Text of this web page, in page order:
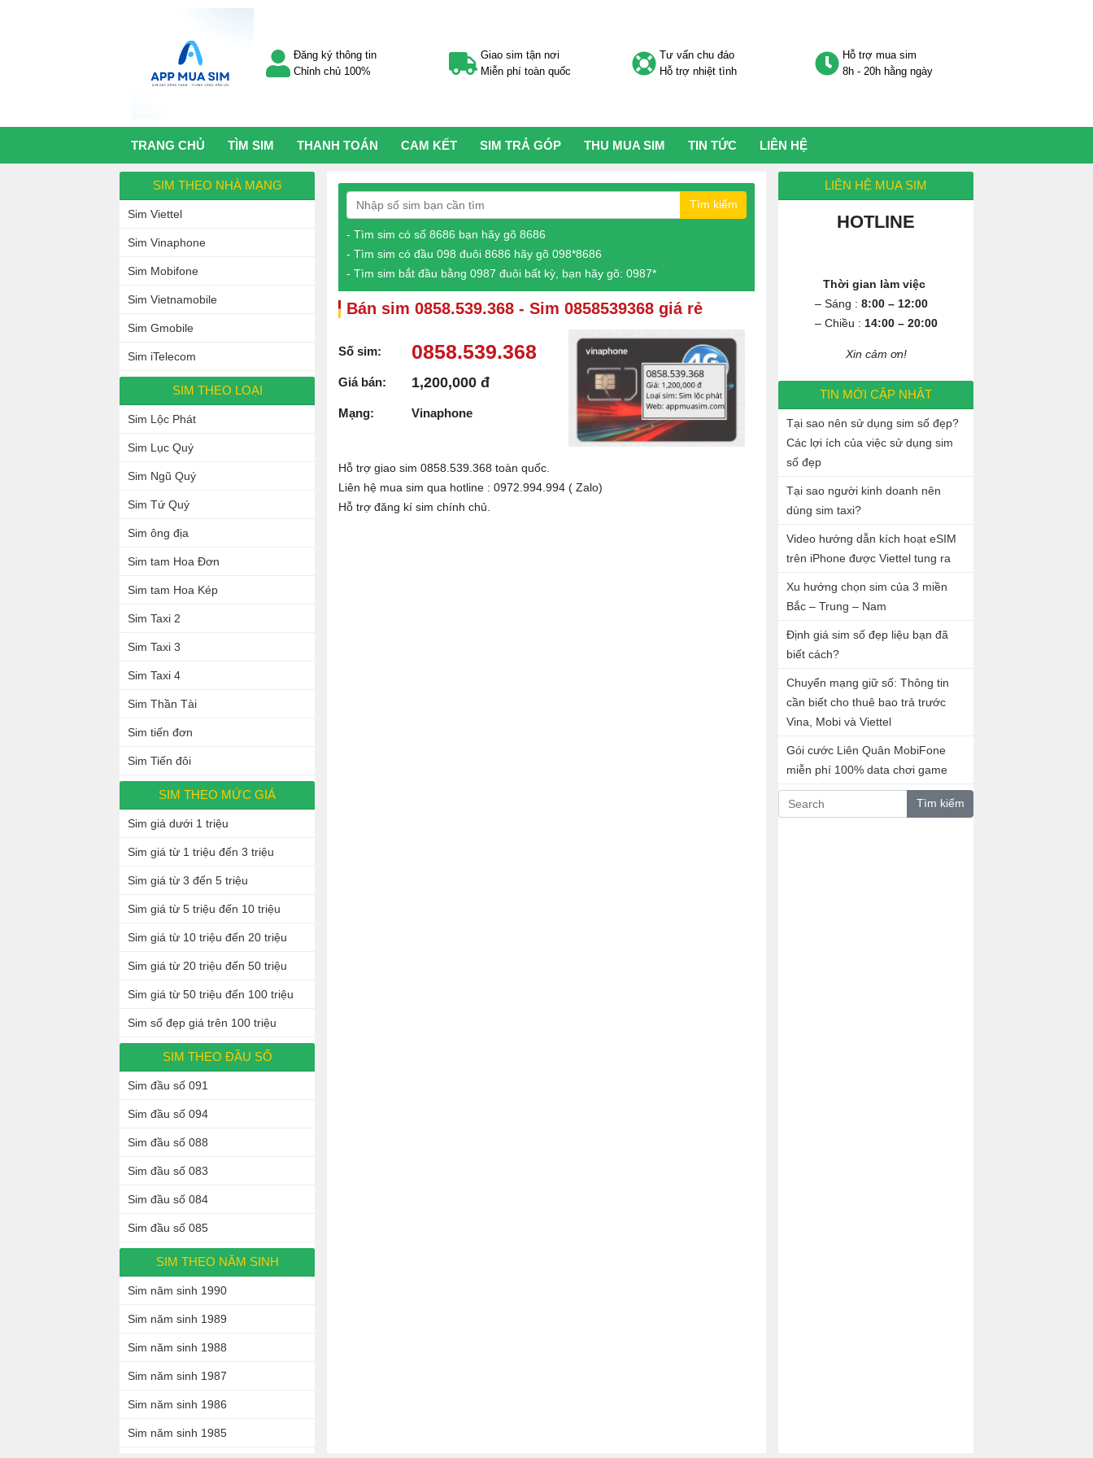
Đăng ký thông tin
Chỉnh chủ 100%
Giao sim tận nơi
Miễn phí toàn quốc
Tư vấn chu đáo
Hỗ trợ nhiệt tình
Hỗ trợ mua sim
8h - 20h hằng ngày
TRANG CHỦ TÌM SIM THANH TOÁN CAM KẾT SIM TRẢ GÓP THU MUA SIM TIN TỨC LIÊN HỆ
Tìm kiếm
- Tìm sim có số 8686 bạn hãy gõ 8686
- Tìm sim có đầu 098 đuôi 8686 hãy gõ 098*8686
- Tìm sim bắt đầu bằng 0987 đuôi bất kỳ, bạn hãy gõ: 0987*
Bán sim 0858.539.368 - Sim 0858539368 giá rẻ
Số sim: 0858.539.368
Giá bán: 1,200,000 đ
Mạng: Vinaphone
Hỗ trợ giao sim 0858.539.368 toàn quốc.
Liên hệ mua sim qua hotline : 0972.994.994 ( Zalo)
Hỗ trợ đăng kí sim chính chủ.
SIM THEO NHÀ MẠNG
Sim Viettel
Sim Vinaphone
Sim Mobifone
Sim Vietnamobile
Sim Gmobile
Sim iTelecom
SIM THEO LOẠI
Sim Lộc Phát
Sim Lục Quý
Sim Ngũ Quý
Sim Tứ Quý
Sim ông địa
Sim tam Hoa Đơn
Sim tam Hoa Kép
Sim Taxi 2
Sim Taxi 3
Sim Taxi 4
Sim Thần Tài
Sim tiến đơn
Sim Tiến đôi
SIM THEO MỨC GIÁ
Sim giá dưới 1 triệu
Sim giá từ 1 triệu đến 3 triệu
Sim giá từ 3 đến 5 triệu
Sim giá từ 5 triệu đến 10 triệu
Sim giá từ 10 triệu đến 20 triệu
Sim giá từ 20 triệu đến 50 triệu
Sim giá từ 50 triệu đến 100 triệu
Sim số đẹp giá trên 100 triệu
SIM THEO ĐẦU SỐ
Sim đầu số 091
Sim đầu số 094
Sim đầu số 088
Sim đầu số 083
Sim đầu số 084
Sim đầu số 085
SIM THEO NĂM SINH
Sim năm sinh 1990
Sim năm sinh 1989
Sim năm sinh 1988
Sim năm sinh 1987
Sim năm sinh 1986
Sim năm sinh 1985
LIÊN HỆ MUA SIM
HOTLINE
Thời gian làm việc
– Sáng : 8:00 – 12:00
– Chiều : 14:00 – 20:00
Xin cảm ơn!
TIN MỚI CẬP NHẬT
Tại sao nên sử dụng sim số đẹp?
Các lợi ích của việc sử dụng sim
số đẹp
Tại sao người kinh doanh nên
dùng sim taxi?
Video hướng dẫn kích hoạt eSIM
trên iPhone được Viettel tung ra
Xu hướng chọn sim của 3 miền
Bắc – Trung – Nam
Định giá sim số đẹp liệu bạn đã
biết cách?
Chuyển mạng giữ số: Thông tin
cần biết cho thuê bao trả trước
Vina, Mobi và Viettel
Gói cước Liên Quân MobiFone
miễn phí 100% data chơi game
Tìm kiếm